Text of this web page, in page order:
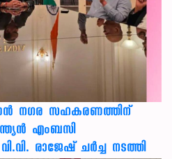
നഗര സഹകരണത്തിന്
എംബസി
രാജേഷ് ചര്‍ച്ച നടത്തി